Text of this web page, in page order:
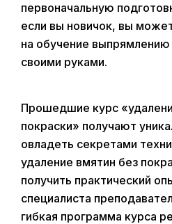
стекла
антидождя
ремонта
сколов
первоначальную
если вы новичок, вы
на обучение выпрямлению
своими руками.
Прошедшие курс
покраски» получают
овладеть секретами
удаление вмятин без
получить практический
специалиста
гибкая программа курса